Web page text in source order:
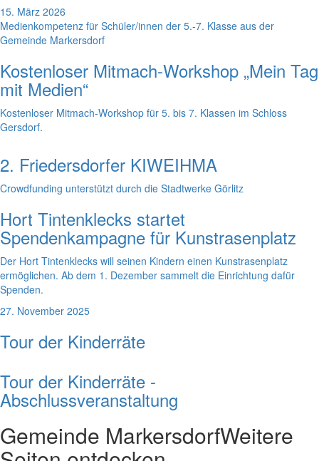
15. März 2026
Medienkompetenz für Schüler/innen der 5.-7. Klasse aus der
Gemeinde Markersdorf
Kostenloser Mitmach-Workshop „Mein Tag
mit Medien“
Kostenloser Mitmach-Workshop für 5. bis 7. Klassen im Schloss
Gersdorf.
2. Friedersdorfer KIWEIHMA
Crowdfunding unterstützt durch die Stadtwerke Görlitz
Hort Tintenklecks startet
Spendenkampagne für Kunstrasenplatz
Der Hort Tintenklecks will seinen Kindern einen Kunstrasenplatz
ermöglichen. Ab dem 1. Dezember sammelt die Einrichtung dafür
Spenden.
27. November 2025
Tour der Kinderräte
Tour der Kinderräte -
Abschlussveranstaltung
Gemeinde MarkersdorfWeitere